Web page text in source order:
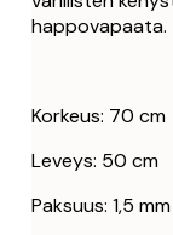
happovapaata.
Korkeus: 70 cm
Leveys: 50 cm
Paksuus: 1,5 mm